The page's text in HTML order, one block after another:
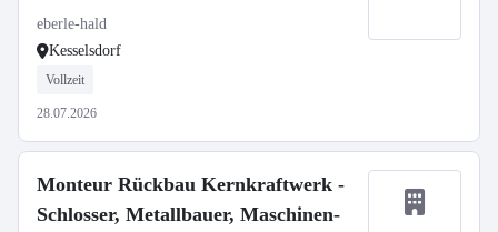
eberle-hald
Kesselsdorf
Vollzeit
28.07.2026
Monteur Rückbau Kernkraftwerk -
Schlosser, Metallbauer, Maschinen-